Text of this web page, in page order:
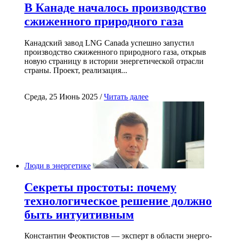
В Канаде началось производство
сжиженного природного газа
Канадский завод LNG Canada успешно запустил
производство сжиженного природного газа, открыв
новую страницу в истории энергетической отрасли
страны. Проект, реализация...
Среда, 25 Июнь 2025 /Читать далее
Люди в энергетике
Секреты простоты: почему
технологическое решение должно
быть интуитивным
Константин Феоктистов — эксперт в области энерго-